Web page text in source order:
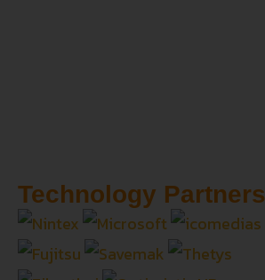
Technology Partners